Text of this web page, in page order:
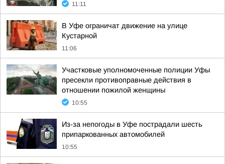
11:11
В Уфе ограничат движение на улице
Кустарной
11:06
Участковые уполномоченные полиции Уфы
пресекли противоправные действия в
отношении пожилой женщины
10:55
Из-за непогоды в Уфе пострадали шесть
припаркованных автомобилей
10:55